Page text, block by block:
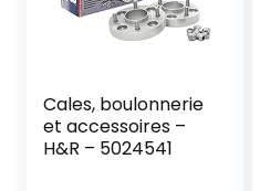
Cales, boulonnerie
et accessoires –
H&R – 5024541